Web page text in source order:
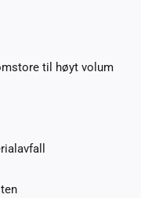
til høyt volum